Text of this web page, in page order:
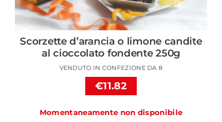
Scorzette d’arancia o limone candite
al cioccolato fondente 250g
VENDUTO IN CONFEZIONE DA 8
€11.82
Momentaneamente non disponibile